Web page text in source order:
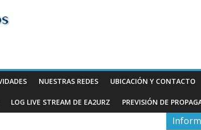
NUESTRAS REDES UBICACIÓN Y CONTACTO
LOG LIVE STREAM DE EA2URZ PREVISIÓN DE